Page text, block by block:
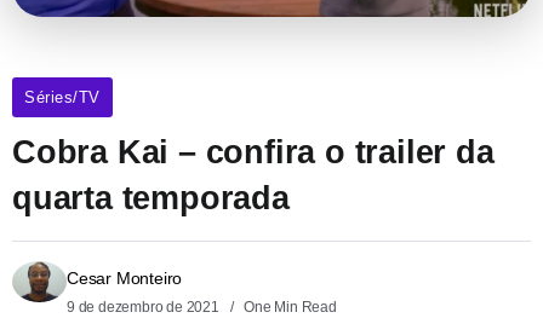
Séries/TV
Cobra Kai – confira o trailer da
quarta temporada
Cesar Monteiro
9 de dezembro de 2021 One Min Read